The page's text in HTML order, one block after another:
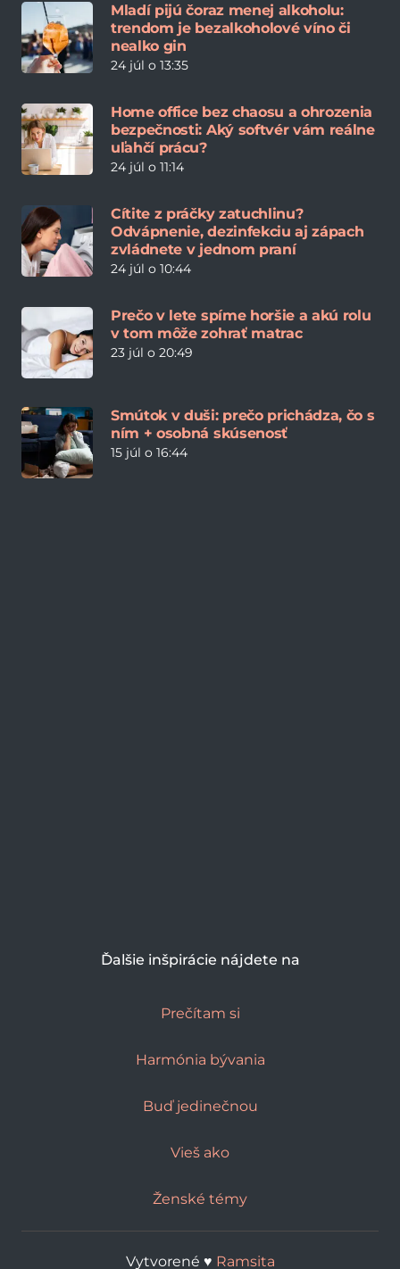
Mladí pijú čoraz menej alkoholu:
trendom je bezalkoholové víno či
nealko gin
24 júl o 13:35
Home office bez chaosu a ohrozenia
bezpečnosti: Aký softvér vám reálne
uľahčí prácu?
24 júl o 11:14
Cítite z práčky zatuchlinu?
Odvápnenie, dezinfekciu aj zápach
zvládnete v jednom praní
24 júl o 10:44
Prečo v lete spíme horšie a akú rolu
v tom môže zohrať matrac
23 júl o 20:49
Smútok v duši: prečo prichádza, čo s
ním + osobná skúsenosť
15 júl o 16:44
Ďalšie inšpirácie nájdete na
Prečítam si
Harmónia bývania
Buď jedinečnou
Vieš ako
Ženské témy
Vytvorené ♥︎ Ramsita